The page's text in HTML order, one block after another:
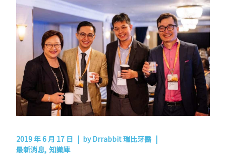
2019 年 6 月 17 日 byDrrabbit 瑞比牙醫
最新消息 知識庫